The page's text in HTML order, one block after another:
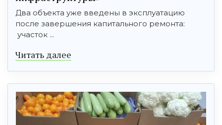
Два объекта уже введены в эксплуатацию
после завершения капитального ремонта:
участок ...
Читать далее